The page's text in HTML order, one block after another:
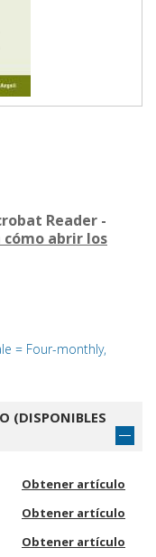
Reader -
cómo abrir los
= Four-monthly,
(DISPONIBLES
Obtener artículo
Obtener artículo
Obtener artículo